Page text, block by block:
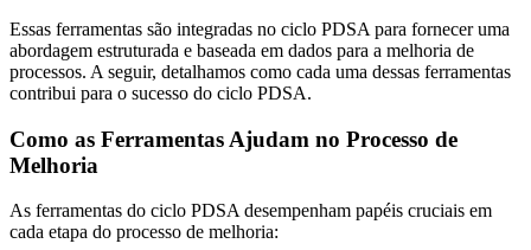
Essas ferramentas são integradas no ciclo PDSA para fornecer uma
abordagem estruturada e baseada em dados para a melhoria de
processos. A seguir, detalhamos como cada uma dessas ferramentas
contribui para o sucesso do ciclo PDSA.
Como as Ferramentas Ajudam no Processo de
Melhoria
As ferramentas do ciclo PDSA desempenham papéis cruciais em
cada etapa do processo de melhoria: